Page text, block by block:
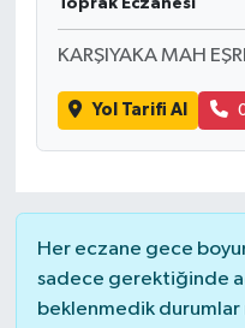
Toprak Eczanesi
KARŞIYAKA MAH
Yol Tarifi Al
Her eczane gece
sadece gerektiğinde
beklenmedik